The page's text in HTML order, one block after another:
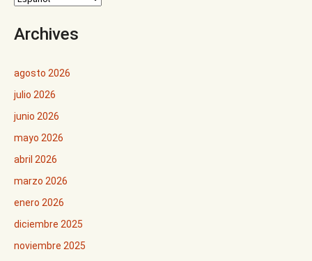
Archives
agosto 2026
julio 2026
junio 2026
mayo 2026
abril 2026
marzo 2026
enero 2026
diciembre 2025
noviembre 2025